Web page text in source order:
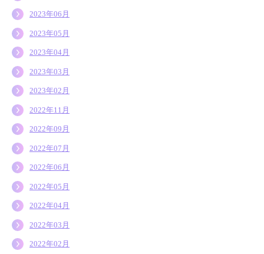
2023年06月
2023年05月
2023年04月
2023年03月
2023年02月
2022年11月
2022年09月
2022年07月
2022年06月
2022年05月
2022年04月
2022年03月
2022年02月